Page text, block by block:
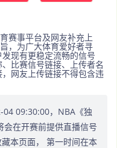
赛事平台及网友补充上
，为广大体育爱好者寻
现有更稳定流畅的信号
比赛信号链接、上传者名
网友上传链接不得包含违
09:30:00，NBA《独
会在开赛前提供直播信号
本页面， 第一时间在本